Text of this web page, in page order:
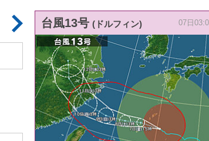
台風13号 (ドルフィン) 07日